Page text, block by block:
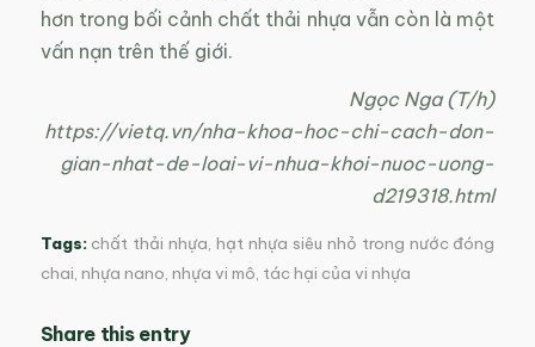
hơn trong bối cảnh chất thải nhựa vẫn còn là một
vấn nạn trên thế giới.
Ngọc Nga (T/h)
https://vietq.vn/nha-khoa-hoc-chi-cach-don-
gian-nhat-de-loai-vi-nhua-khoi-nuoc-uong-
d219318.html
Tags: chất thải nhựa,hạt nhựa siêu nhỏ trong nước đóng
chai, nhựa nano, nhựa vi mô, tác hại của vi nhựa
Share this entry